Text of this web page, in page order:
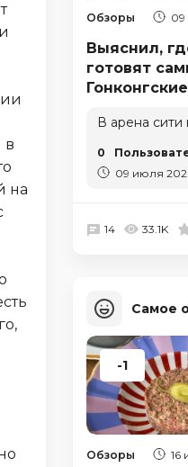
в
на
Обзоры 09
Выяснил,
готовят
В арена сити
0
09 июля
14 33.1K
Самое
-1
Обзоры 16